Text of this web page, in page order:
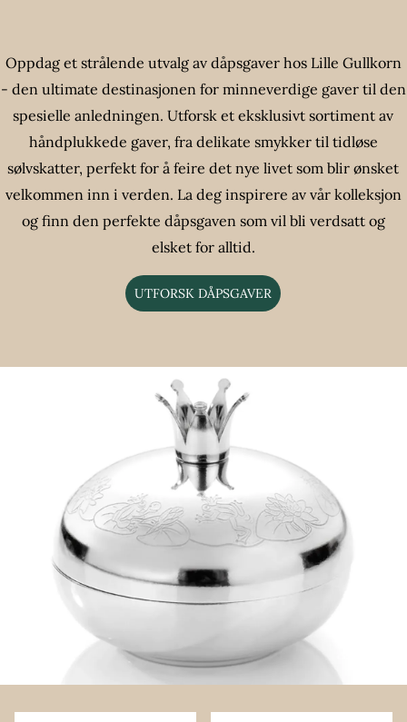
Oppdag et strålende utvalg av dåpsgaver hos Lille Gullkorn
- den ultimate destinasjonen for minneverdige gaver til den
spesielle anledningen. Utforsk et eksklusivt sortiment av
håndplukkede gaver, fra delikate smykker til tidløse
sølvskatter, perfekt for å feire det nye livet som blir ønsket
velkommen inn i verden. La deg inspirere av vår kolleksjon
og finn den perfekte dåpsgaven som vil bli verdsatt og
elsket for alltid.
UTFORSK DÅPSGAVER